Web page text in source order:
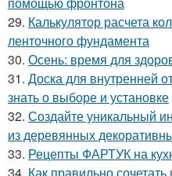
29. Калькулятор расчета
ленточного фундамента
30. Осень: время для
31. Доска для внутренней
знать о выборе и установке
32. Создайте уникальный
из деревянных
33. Рецепты ФАРТУК на
34. Как правильно